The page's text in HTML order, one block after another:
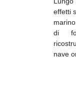
effetti
di
nave